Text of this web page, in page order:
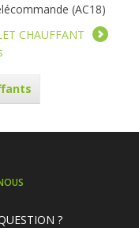
(AC18)
CHAUFFANT
?